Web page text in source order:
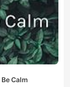
Be Calm